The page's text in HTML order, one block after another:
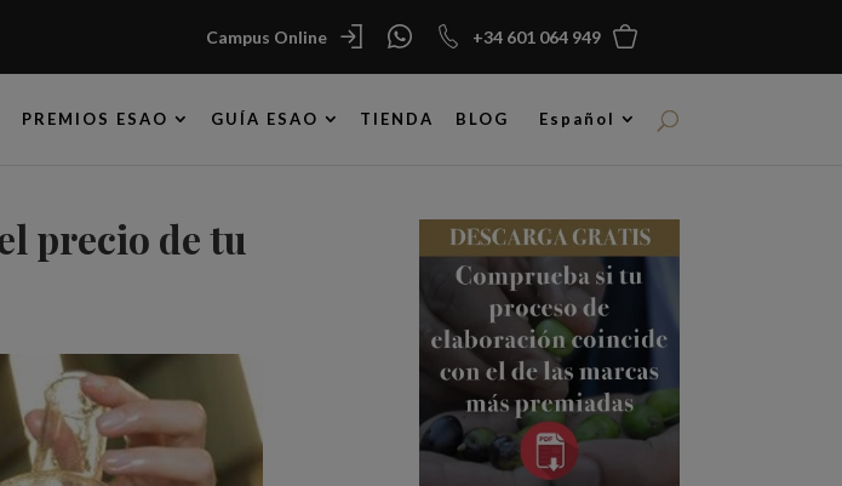
Campus Online +34 601 064 949
PREMIOS ESAO GUÍA ESAO TIENDA BLOG Español
precio de tu